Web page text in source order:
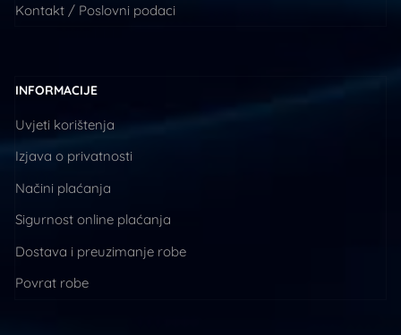
Kontakt / Poslovni podaci
INFORMACIJE
Uvjeti korištenja
Izjava o privatnosti
Načini plaćanja
Sigurnost online plaćanja
Dostava i preuzimanje robe
Povrat robe